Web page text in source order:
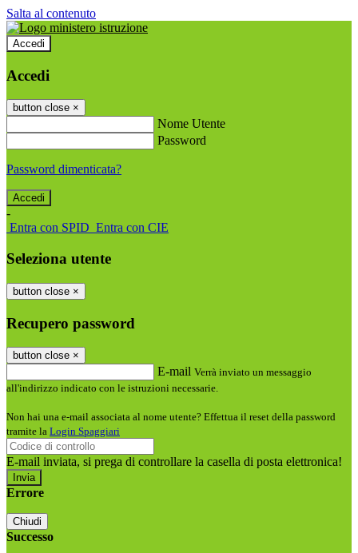
Salta al contenuto
Accedi
Accedi
button close ×
Nome Utente
Password
Password dimenticata?
-
Entra con SPID Entra con CIE
Seleziona utente
button close ×
Recupero password
button close ×
E-mail Verrà inviato un messaggio
all'indirizzo indicato con le istruzioni necessarie.
Non hai una e-mail associata al nome utente? Effettua il reset della password
tramite la Login Spaggiari
E-mail inviata, si prega di controllare la casella di posta elettronica!
Errore
Chiudi
Successo